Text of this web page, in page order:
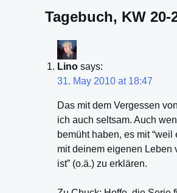
Tagebuch, KW 20-
Lino says:
31. May 2010 at 18:47
Das mit dem Vergessen
ich auch seltsam. Auch
bemüht haben, es mit “weil
mit deinem eigenen Leben
ist” (o.ä.) zu erklären.